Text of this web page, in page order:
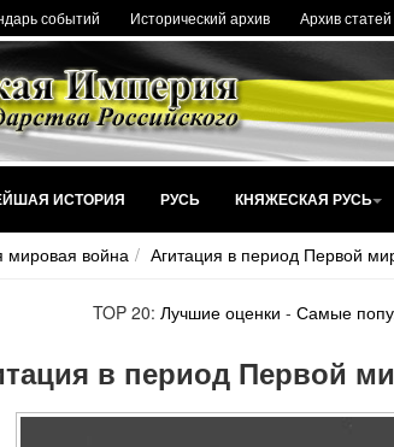
событий Исторический архив Архив статей
ИСТОРИЯ РУСЬ КНЯЖЕСКАЯ РУСЬ
мировая война Агитация в период Первой
TOP 20:Лучшие оценки -Самые
в период Первой